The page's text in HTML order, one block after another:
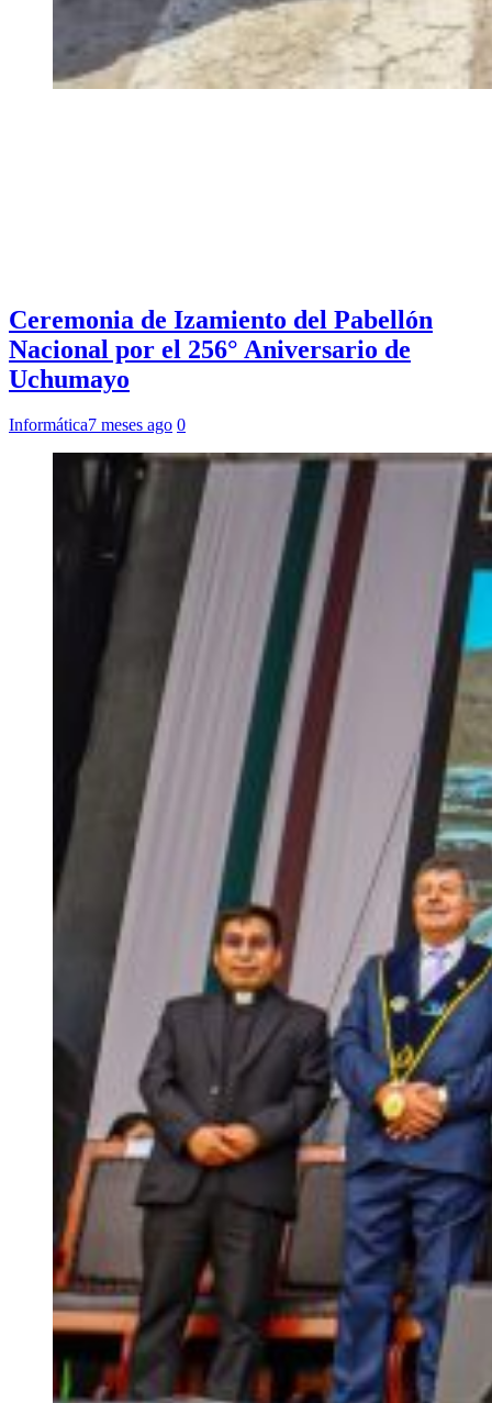
Ceremonia de Izamiento del Pabellón
Nacional por el 256° Aniversario de
Uchumayo
Informática7 meses ago 0